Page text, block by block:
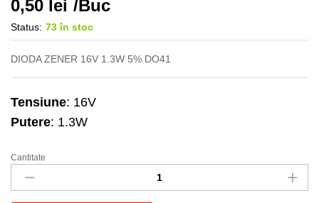
0,50 lei /Buc
Status: 73 în stoc
DIODA ZENER 16V 1.3W 5% DO41
Tensiune: 16V
Putere: 1.3W
Dz
1.3W
16V
Cantitate